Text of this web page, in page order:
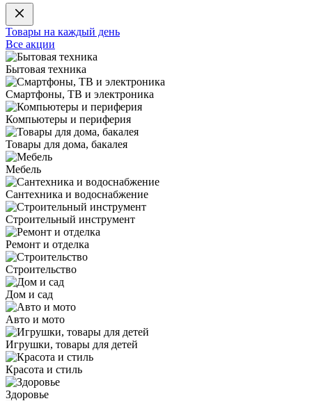
Товары на каждый день
Все акции
Бытовая техника
Смартфоны, ТВ и электроника
Компьютеры и периферия
Товары для дома, бакалея
Мебель
Сантехника и водоснабжение
Строительный инструмент
Ремонт и отделка
Строительство
Дом и сад
Авто и мото
Игрушки, товары для детей
Красота и стиль
Здоровье